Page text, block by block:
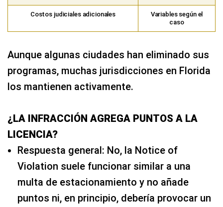
Costos judiciales adicionales
Variables según el
caso
Aunque algunas ciudades han eliminado sus
programas, muchas jurisdicciones en Florida
los mantienen activamente.
¿LA INFRACCIÓN AGREGA PUNTOS A LA
LICENCIA?
Respuesta general: No, la Notice of
Violation suele funcionar similar a una
multa de estacionamiento y no añade
puntos ni, en principio, debería provocar un